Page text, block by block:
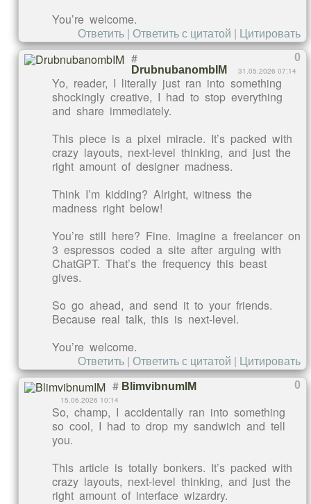
You’re welcome.
Ответить | Ответить с цитатой | Цитировать
0
#
DrubnubanombIM 31.05.2026 07:14
Yo, reader, I literally just ran into something
shockingly creative, I had to stop everything
and share immediately.
This piece is a pixel miracle. It’s packed with
crazy layouts, next-level thinking, and just the
right amount of designer madness.
Think I’m kidding? Alright, witness the
madness right below!
You’re still here? Fine. Imagine a freelancer on
3 espressos coded a site after arguing with
ChatGPT. That’s the frequency this beast
gives.
So go ahead, and send it to your friends.
Because real talk, this is next-level.
You’re welcome.
Ответить | Ответить с цитатой | Цитировать
0
# BlimvibnumIM
15.06.2026 10:14
So, champ, I accidentally ran into something
so cool, I had to drop my sandwich and tell
you.
This article is totally bonkers. It’s packed with
crazy layouts, next-level thinking, and just the
right amount of interface wizardry.